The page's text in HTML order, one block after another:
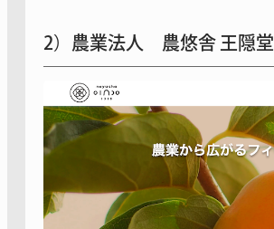
2）農業法人 農悠舎 王隠堂